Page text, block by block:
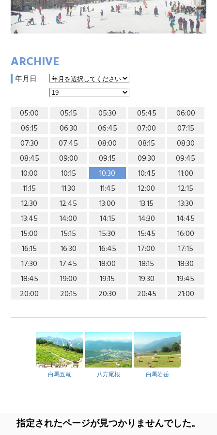
ARCHIVE
年月日
05:00 05:15 05:30 05:45
06:00
06:15
06:30 06:45 07:00
07:15
07:30
07:45 08:00 08:15
08:30
08:45
09:00 09:15 09:30
09:45
10:00
10:15 10:30 10:45
11:00
11:15
11:30 11:45 12:00
12:15
12:30
12:45 13:00 13:15
13:30
13:45
14:00 14:15 14:30
14:45
15:00
15:15 15:30 15:45
16:00
16:15
16:30 16:45 17:00
17:15
17:30
17:45 18:00 18:15
18:30
18:45
19:00 19:15 19:30
19:45
20:00
20:15 20:30 20:45 21:00
白馬五竜 八方尾根 白馬岩岳